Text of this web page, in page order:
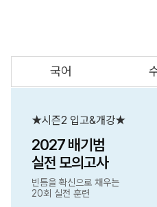
국어
★시즌2 입고&개강★
2027 배기범
실전 모의고사
빈틈을 확신으로 채우는
20회 실전 훈련